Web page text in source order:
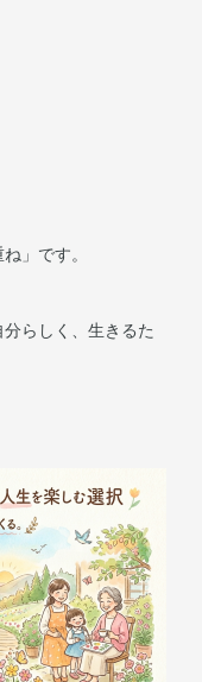
」です。
らしく、生きるた